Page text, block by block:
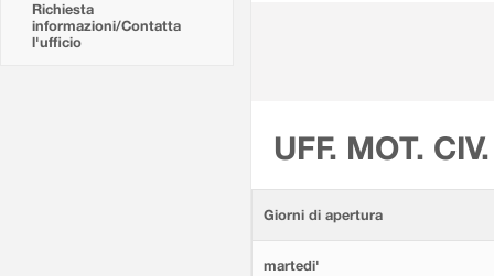
Richiesta
informazioni/Contatta
l'ufficio
UFF. MOT.
Giorni di apertura
martedi'